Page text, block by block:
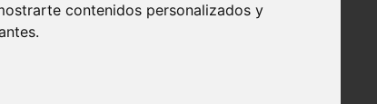
contenidos personalizados y